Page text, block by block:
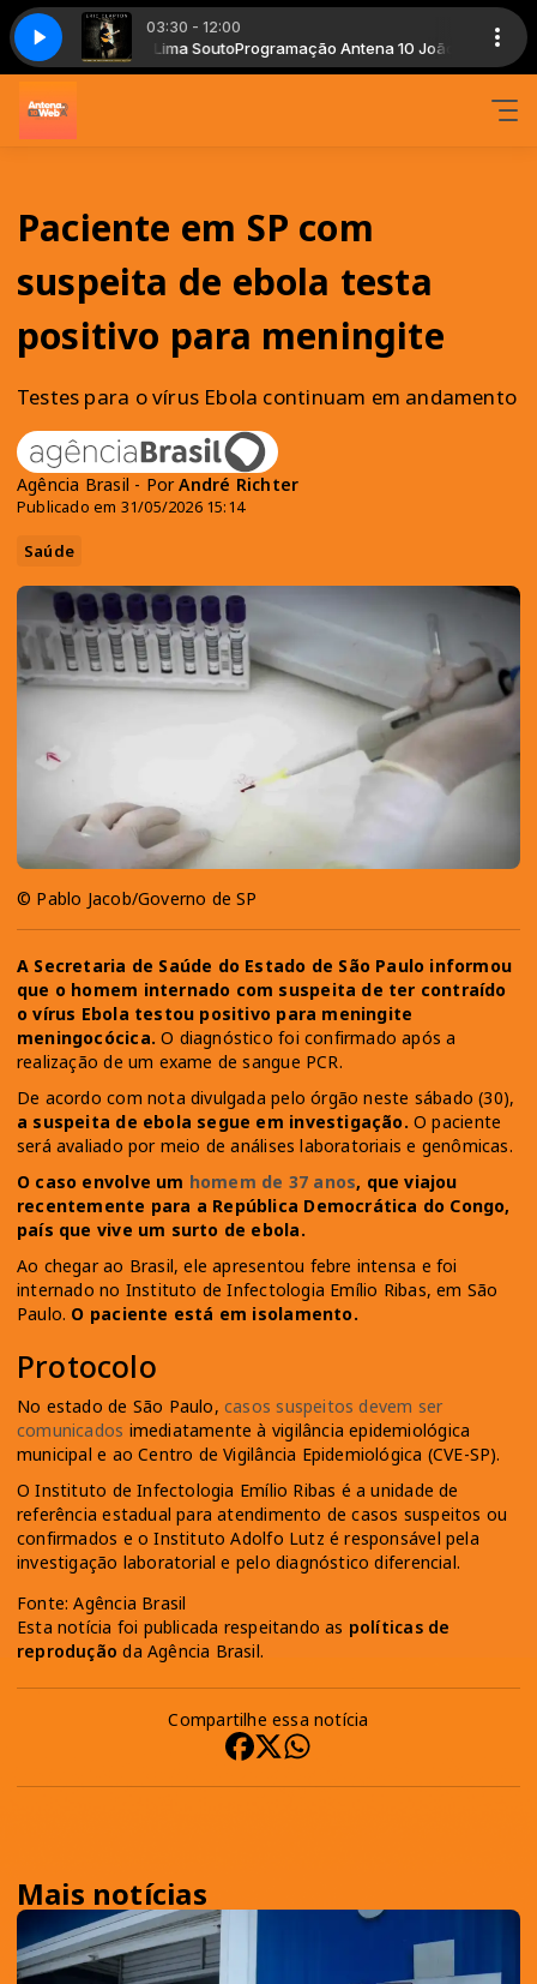
03:30 - 12:00
Pessoa com Lima SoutoProgramação Antena 10 João Pessoa com
Eyes Eric Clapton - My Fathers Eyes
Paciente em SP com
suspeita de ebola testa
positivo para meningite
Testes para o vírus Ebola continuam em andamento
Agência Brasil - PorAndré Richter
Publicado em 31/05/2026 15:14
Saúde
© Pablo Jacob/Governo de SP
A Secretaria de Saúde do Estado de São Paulo informou
que o homem internado com suspeita de ter contraído
o vírus Ebola testou positivo para meningite
meningocócica.O diagnóstico foi confirmado após a
realização de um exame de sangue PCR.
De acordo com nota divulgada pelo órgão neste sábado (30),
a suspeita de ebola segue em investigação. O paciente
será avaliado por meio de análises laboratoriais e genômicas.
O caso envolve um homem de 37 anos, que viajou
recentemente para a República Democrática do Congo,
país que vive um surto de ebola.
Ao chegar ao Brasil, ele apresentou febre intensa e foi
internado no Instituto de Infectologia Emílio Ribas, em São
Paulo. O paciente está em isolamento.
Protocolo
No estado de São Paulo,casos suspeitos devem ser
comunicados imediatamente à vigilância epidemiológica
municipal e ao Centro de Vigilância Epidemiológica (CVE-SP).
O Instituto de Infectologia Emílio Ribas é a unidade de
referência estadual para atendimento de casos suspeitos ou
confirmados e o Instituto Adolfo Lutz é responsável pela
investigação laboratorial e pelo diagnóstico diferencial.
Fonte: Agência Brasil
Esta notícia foi publicada respeitando as políticas de
reprodução da Agência Brasil.
Compartilhe essa notícia
Mais notícias